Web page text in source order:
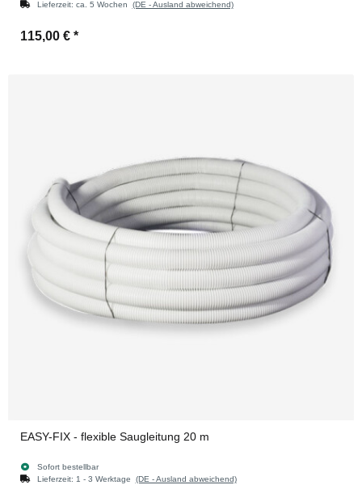
Lieferzeit: ca. 5 Wochen (DE - Ausland abweichend)
115,00 € *
EASY-FIX - flexible Saugleitung 20 m
Sofort bestellbar
Lieferzeit: 1 - 3 Werktage (DE - Ausland abweichend)